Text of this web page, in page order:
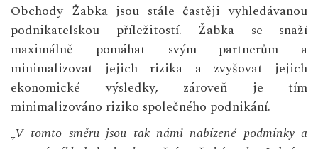
Obchody Žabka jsou stále častěji vyhledávanou
podnikatelskou příležitostí. Žabka se snaží
maximálně pomáhat svým partnerům a
minimalizovat jejich rizika a zvyšovat jejich
ekonomické výsledky, zároveň je tím
minimalizováno riziko společného podnikání.
„V tomto směru jsou tak námi nabízené podmínky a